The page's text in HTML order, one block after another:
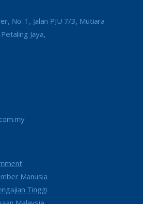
No. 1, Jalan PJU 7/3, Mutiara
Jaya,
Manusia
Tinggi